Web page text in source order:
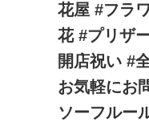
花屋 #フラ
花 #プリザ
開店祝い #
お気軽に
ソーフルー